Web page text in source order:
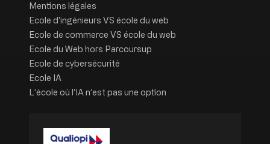
Mentions légales
Ecole d'ingénieurs VS école du web
Ecole de commerce VS école du web
Ecole du Web hors Parcoursup
Ecole de cybersécurité
Ecole IA
L’école où l’IA n’est pas une option
Image